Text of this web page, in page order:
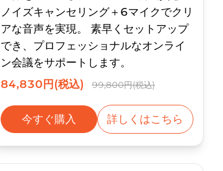
ノイズキャンセリング＋6マイクでクリ
アな音声を実現。 素早くセットアップ
でき、プロフェッショナルなオンライ
ン会議をサポートします。
84,830円(税込)
99,800円(税込)
今すぐ購入 詳しくはこちら